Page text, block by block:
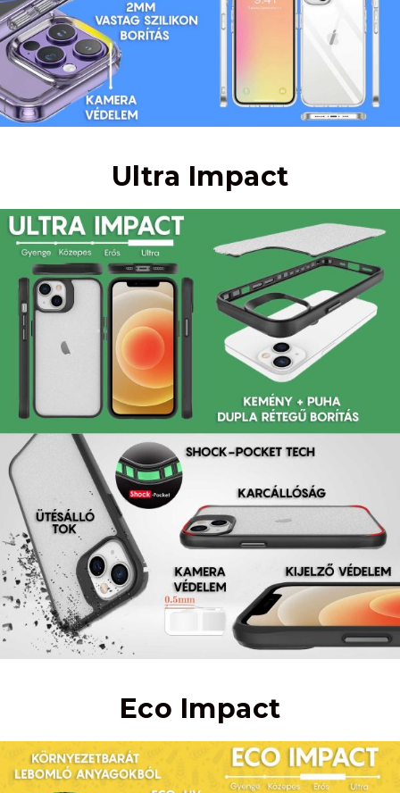
Ultra Impact
Eco Impact